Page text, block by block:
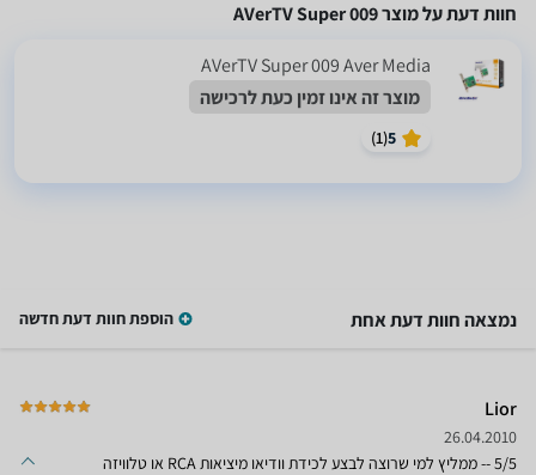
חוות דעת על מוצר AVerTV Super 009
AVerTV Super 009 Aver Media
מוצר זה אינו זמין כעת לרכישה
5
(
1
)
נמצאה חוות דעת אחת הוספת חוות דעת חדשה
Lior
26.04.2010
5/5 -- ממליץ למי שרוצה לבצע לכידת וודיאו מיציאות RCA או טלוויזה